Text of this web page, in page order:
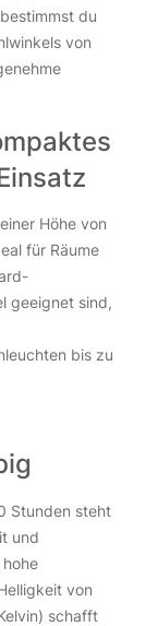
du
von
Höhe von
für Räume
geeignet sind,
bis zu
Stunden steht
und
von
schafft